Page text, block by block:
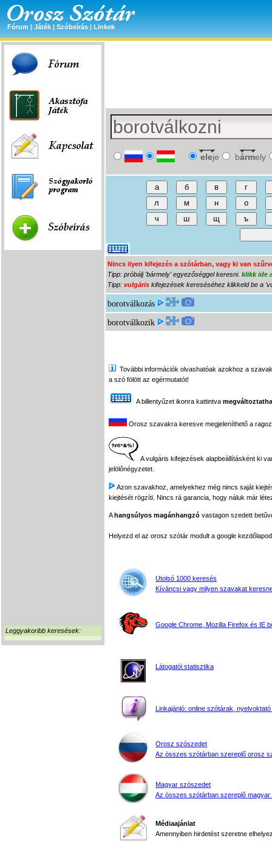
Fórum | Játék | Szóbeírás | Linkek
Leggyakoribb keresések:
eleje bármely
Nincs ilyen kifejezés a szótárban, vagy ki van
Tipp: próbálj 'bármely' egyezőséggel keresni. klikk ide
Tipp: vulgáris kifejezések kereséséhez klikkeld be a
borotválkozás
borotválkozik
További információk olvashatóak azokhoz a
a szó fölött az egérmutatót!
A billentyűzet ikonra kattintva
Orosz szavakra keresve megjeleníthető a
A vulgáris kifejezések alapbeállításként ki
jelölőnégyzetet.
Azon szavakhoz, amelyekhez még nincs saját
kiejtését rögzíti. Nincs rá garancia, hogy náluk már
Ahangsúlyos magánhangzó vastagon szedett
Helyezd el az orosz szótár modult a google
Utolsó 1000 keresés
Kíváncsi vagy milyen szavakat
Google Chrome, Mozilla Firefox és IE
Látogatói statisztika
Linkajánló: online szótárak, nyelvoktató
Orosz szószedet
Az összes szótárban szereplő orosz
Magyar szószedet
Az összes szótárban szereplő magyar
Médiaajánlat
Amennyiben hirdetést szeretne